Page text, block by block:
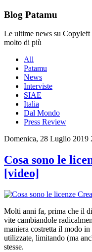
Blog Patamu
Le ultime news su
molto di più
All
Patamu
News
Interviste
SIAE
Italia
Dal Mondo
Press Review
Domenica, 28 Luglio 2019
Cosa sono le
[video]
Molti anni fa, prima che il
vite cambiandole
maniera costretta il modo
utilizzate, limitando (ma
stesse.